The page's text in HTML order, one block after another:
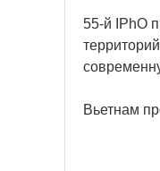
55-й IPhO
Вьетнам